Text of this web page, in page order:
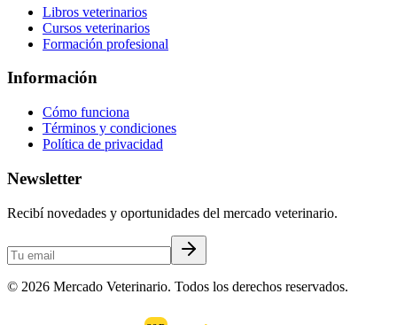
Libros veterinarios
Cursos veterinarios
Formación profesional
Información
Cómo funciona
Términos y condiciones
Política de privacidad
Newsletter
Recibí novedades y oportunidades del mercado veterinario.
© 2026 Mercado Veterinario. Todos los derechos reservados.